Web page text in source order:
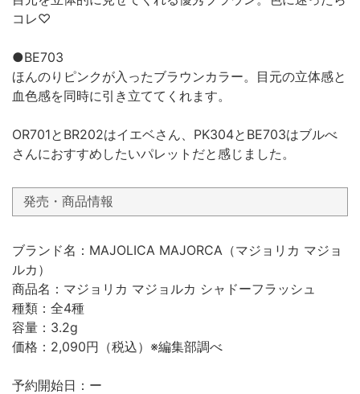
コレ♡
●BE703
ほんのりピンクが入ったブラウンカラー。目元の立体感と
血色感を同時に引き立ててくれます。
OR701とBR202はイエベさん、PK304とBE703はブルべ
さんにおすすめしたいパレットだと感じました。
発売・商品情報
ブランド名：MAJOLICA MAJORCA（マジョリカ マジョ
ルカ）
商品名：マジョリカ マジョルカ シャドーフラッシュ
種類：全4種
容量：3.2g
価格：2,090円（税込）※編集部調べ
予約開始日：ー